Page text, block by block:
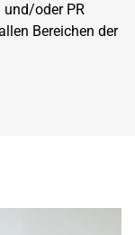
oder PR
Bereichen der